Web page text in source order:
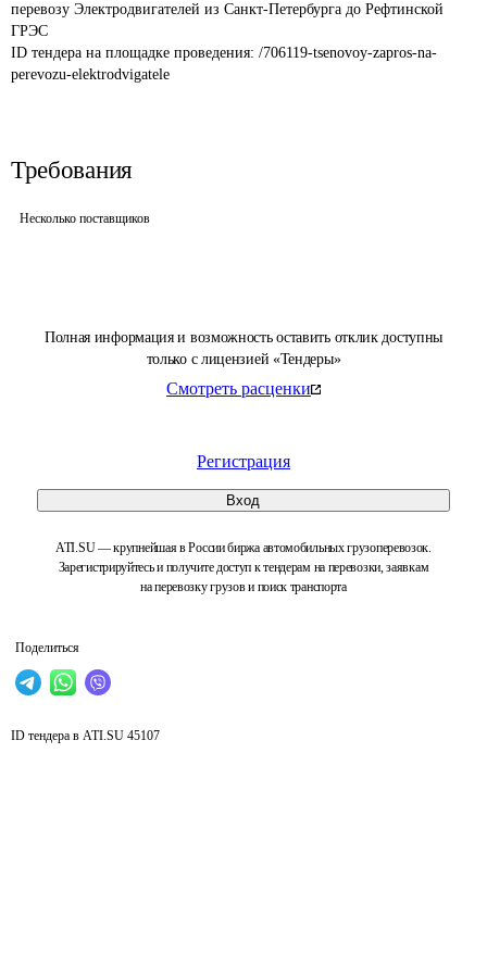
Полная информация и возможность оставить отклик доступны
только с лицензией «Тендеры»
Смотреть расценки
Регистрация
Вход
ATI.SU — крупнейшая в России биржа автомобильных грузоперевозок.
Зарегистрируйтесь и получите доступ к тендерам на перевозки, заявкам
на перевозку грузов и поиск транспорта
Поделиться
перевозу Электродвигателей из Санкт-Петербурга до Рефтинской
ГРЭС
ID тендера на площадке проведения: /706119-tsenovoy-zapros-na-
perevozu-elektrodvigatele
Требования
Несколько поставщиков
ID тендера в ATI.SU 45107